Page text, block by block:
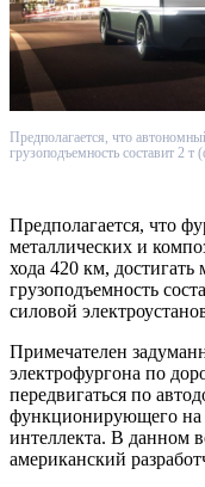
Предполагается, что
грузоподъемность составит 2 т
Предполагается, что
металлических и
хода 420 км,
грузоподъемность
силовой
Примечателен
электрофургона по
передвигаться по
функционирующего на
интеллекта. В данном
американский